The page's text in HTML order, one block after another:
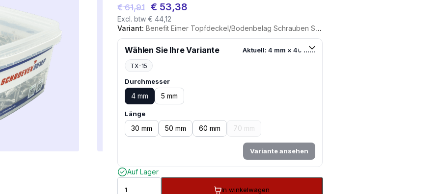
€61,91
Ursprünglicher
Preis
war:
€ 61,91
€ 53,38Aktueller
ist:
€ 53,38.
Excl. btw € 44,12
Variant: Benefit Eimer Topfdeckel/Bodenbelag Schrauben Schwarz 4.0 X 40 1750St. TX-15 - Edelstahl 410
Wählen Sie Ihre Variante Aktuell: 4 mm × 40 mm
TX-15
Durchmesser
4 mm 5 mm
Länge
30 mm 50 mm 60 mm 70 mm
Variante ansehen
Auf Lager
In winkelwagen